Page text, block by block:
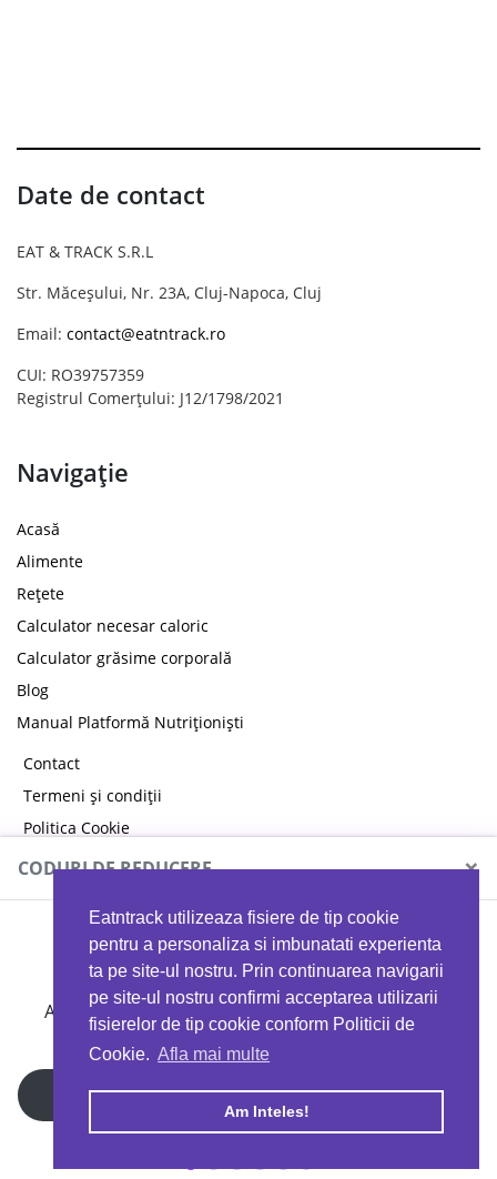
Eatntrack utilizeaza fisiere de tip cookie
pentru a personaliza si imbunatati experienta
ta pe site-ul nostru. Prin continuarea navigarii
pe site-ul nostru confirmi acceptarea utilizarii
fisierelor de tip cookie conform Politicii de
Cookie. Afla mai multe
Am Inteles!
Date de contact
EAT & TRACK S.R.L
Str. Măceșului, Nr. 23A, Cluj-Napoca, Cluj
Email: contact@eatntrack.ro
CUI: RO39757359
Registrul Comerțului: J12/1798/2021
Navigație
Acasă
Alimente
Rețete
Calculator necesar caloric
Calculator grăsime corporală
Blog
Manual Platformă Nutriționiști
Contact
Termeni și condiții
Politica Cookie
Politica de confidențialitate
Copyright © 2026 EAT & TRACK S.R.L
CODURI DE REDUCERE ×
MYPROTEIN
Ai 40%reducere la orice comandă folosind codul
EATTRACK
Profită acum